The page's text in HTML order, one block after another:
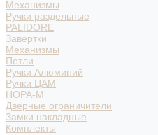
Механизмы
Ручки раздельные
PALIDORE
Завертки
Механизмы
Петли
Ручки Алюминий
Ручки ЦАМ
НОРА-М
Дверные ограничители
Замки накладные
Комплекты